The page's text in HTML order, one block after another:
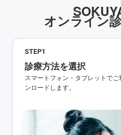
オンライン
STEP1
診療方法を選択
スマートフォン・タブレットで
ンロードします。